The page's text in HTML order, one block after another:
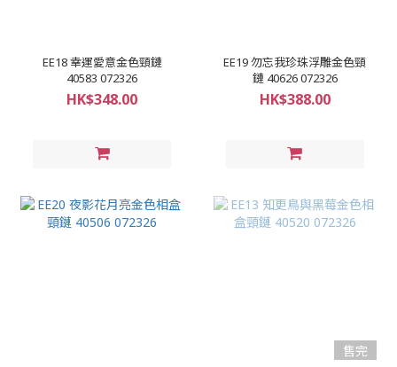
EE18 幸運愛意金色頸鏈
40583 072326
HK$348.00
EE19 勿忘我珍珠浮雕金色頸
鏈 40626 072326
HK$388.00
售完